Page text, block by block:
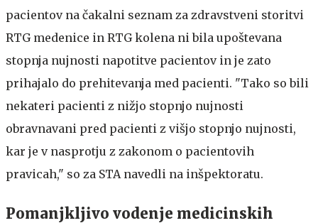
pacientov na čakalni seznam za zdravstveni storitvi
RTG medenice in RTG kolena ni bila upoštevana
stopnja nujnosti napotitve pacientov in je zato
prihajalo do prehitevanja med pacienti. "Tako so bili
nekateri pacienti z nižjo stopnjo nujnosti
obravnavani pred pacienti z višjo stopnjo nujnosti,
kar je v nasprotju z zakonom o pacientovih
pravicah," so za STA navedli na inšpektoratu.
Pomanjkljivo vodenje medicinskih